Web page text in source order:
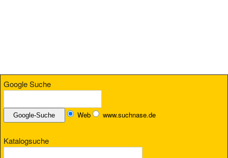
Google Suche
Web www.suchnase.de
Katalogsuche